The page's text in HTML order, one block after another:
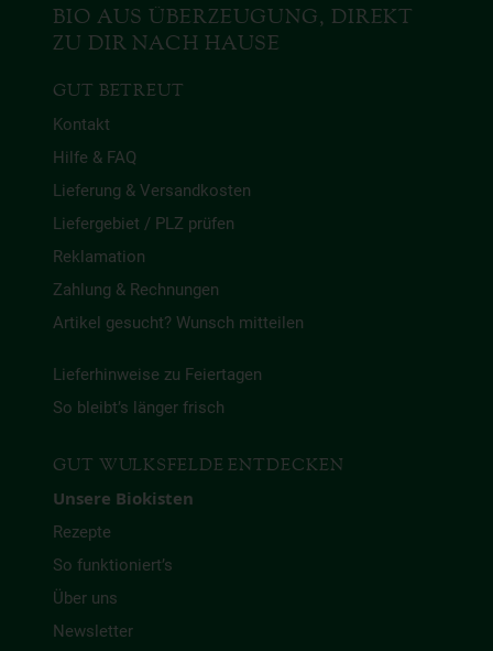
BIO AUS ÜBERZEUGUNG, DIREKT
ZU DIR NACH HAUSE
GUT BETREUT
Kontakt
Hilfe & FAQ
Lieferung & Versandkosten
Liefergebiet / PLZ prüfen
Reklamation
Zahlung & Rechnungen
Artikel gesucht? Wunsch mitteilen
Lieferhinweise zu Feiertagen
So bleibt’s länger frisch
GUT WULKSFELDE ENTDECKEN
Unsere Biokisten
Rezepte
So funktioniert’s
Über uns
Newsletter